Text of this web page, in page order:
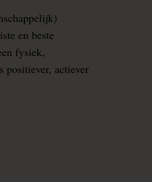
en beste
fysiek,
positiever, actiever